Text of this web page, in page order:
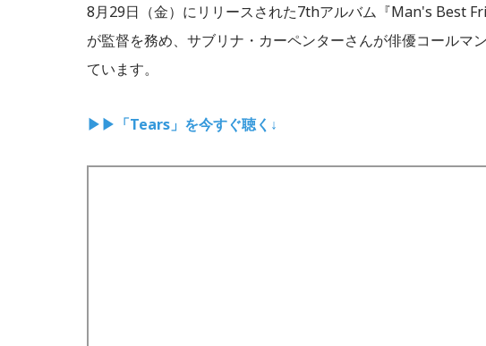
8月29日（金）にリリースされた7thアルバム『Man's Best
が監督を務め、サブリナ・カーペンターさんが俳優コールマ
ています。
▶▶「Tears」を今すぐ聴く↓